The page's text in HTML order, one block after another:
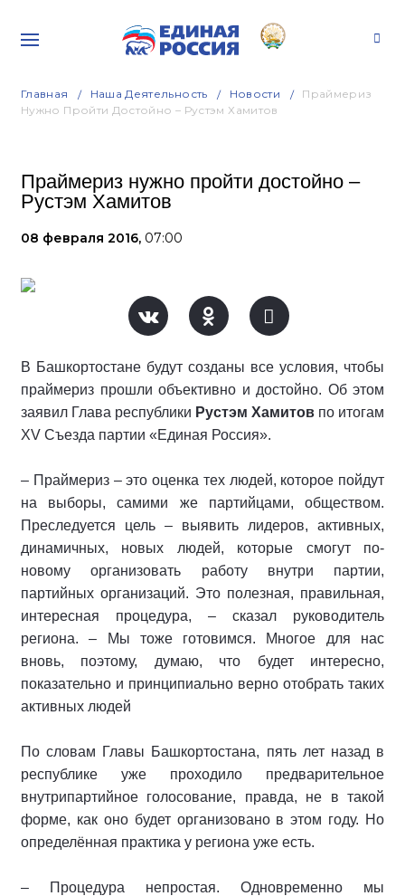
Главная Наша Деятельность Новости
Праймериз
Нужно Пройти Достойно – Рустэм Хамитов
Праймериз нужно пройти достойно –
Рустэм Хамитов
08 февраля 2016, 07:00
В Башкортостане будут созданы все условия, чтобы
праймериз прошли объективно и достойно. Об этом
заявил Глава республики Рустэм Хамитов по итогам
XV Съезда партии «Единая Россия».
– Праймериз – это оценка тех людей, которое пойдут
на выборы, самими же партийцами, обществом.
Преследуется цель – выявить лидеров, активных,
динамичных, новых людей, которые смогут по-
новому организовать работу внутри партии,
партийных организаций. Это полезная, правильная,
интересная процедура, – сказал руководитель
региона. – Мы тоже готовимся. Многое для нас
вновь, поэтому, думаю, что будет интересно,
показательно и принципиально верно отобрать таких
активных людей
По словам Главы Башкортостана, пять лет назад в
республике уже проходило предварительное
внутрипартийное голосование, правда, не в такой
форме, как оно будет организовано в этом году. Но
определённая практика у региона уже есть.
– Процедура непростая. Одновременно мы